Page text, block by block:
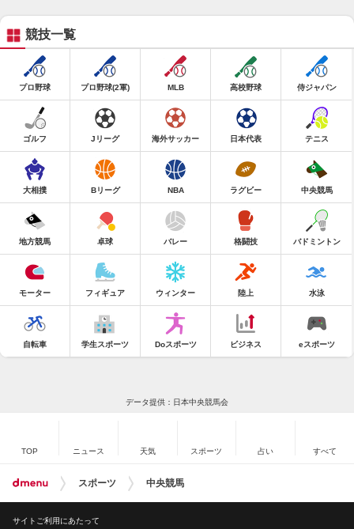
競技一覧
プロ野球 プロ野球(2軍) MLB 高校野球 侍ジャパン
ゴルフ Jリーグ 海外サッカー 日本代表 テニス
大相撲 Bリーグ NBA ラグビー 中央競馬
地方競馬 卓球 バレー 格闘技 バドミントン
モーター フィギュア ウィンター 陸上 水泳
自転車 学生スポーツ Doスポーツ ビジネス eスポーツ
データ提供：日本中央競馬会
TOP ニュース 天気 スポーツ 占い すべて
スポーツ 中央競馬
サイトご利用にあたって